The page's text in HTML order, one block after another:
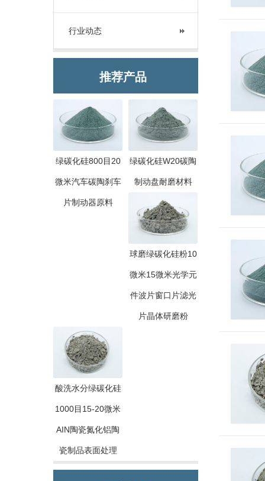
行业动态
推荐产品
绿碳化硅800目20
微米汽车碳陶刹车
片制动器原料
绿碳化硅W20碳陶
制动盘耐磨材料
球磨绿碳化硅粉10
微米15微米光学元
件波片窗口片滤光
片晶体研磨粉
酸洗水分绿碳化硅
1000目15-20微米
AIN陶瓷氮化铝陶
瓷制品表面处理